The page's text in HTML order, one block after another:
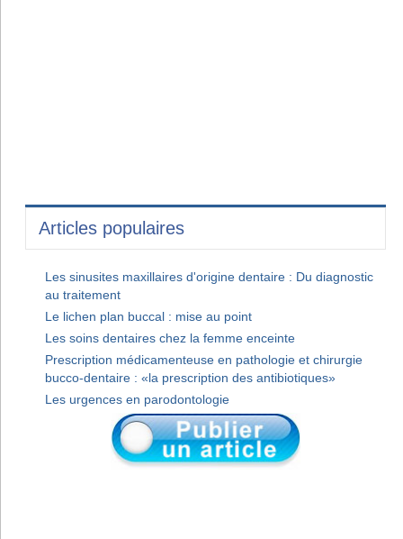
Articles populaires
Les sinusites maxillaires d'origine dentaire : Du diagnostic
au traitement
Le lichen plan buccal : mise au point
Les soins dentaires chez la femme enceinte
Prescription médicamenteuse en pathologie et chirurgie
bucco-dentaire : «la prescription des antibiotiques»
Les urgences en parodontologie